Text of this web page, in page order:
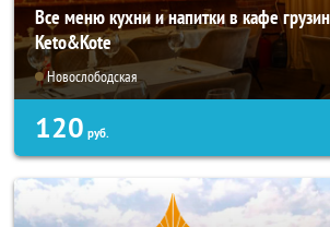
Все меню кухни и напитки в кафе
Keto&Kote
Новослободская
120 руб.